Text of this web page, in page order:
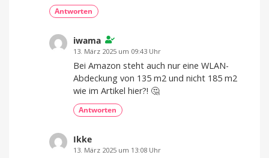
Antworten
iwama
13. März 2025 um 09:43 Uhr
Bei Amazon steht auch nur eine WLAN-
Abdeckung von 135 m2 und nicht 185 m2
wie im Artikel hier?! 🤔
Antworten
Ikke
13. März 2025 um 13:08 Uhr